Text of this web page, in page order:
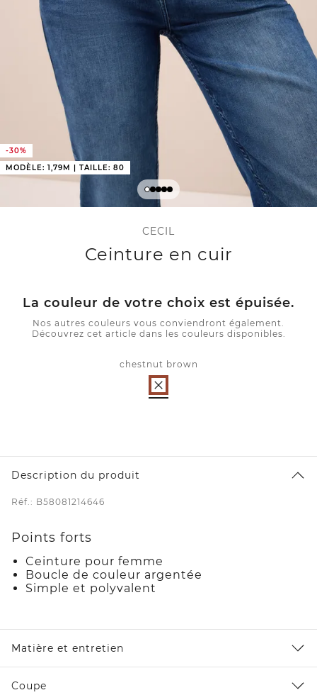
-30%
MODÈLE: 1,79M | TAILLE: 80
CECIL
Ceinture en cuir
La couleur de votre choix est épuisée.
Nos autres couleurs vous conviendront également.
Découvrez cet article dans les couleurs disponibles.
chestnut brown
Description du produit
Réf.: B58081214646
Points forts
Ceinture pour femme
Boucle de couleur argentée
Simple et polyvalent
Matière et entretien
Coupe